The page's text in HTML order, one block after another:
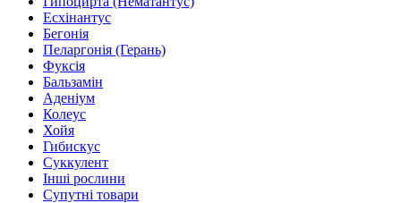
Есхінантус
Бегонія
Пеларгонія (Герань)
Фуксія
Бальзамін
Аденіум
Колеус
Хойя
Гибискус
Суккулент
Інші рослини
Супутні товари